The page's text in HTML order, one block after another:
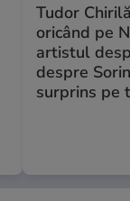
Tudor
oricând pe
artistul
despre
surprins pe